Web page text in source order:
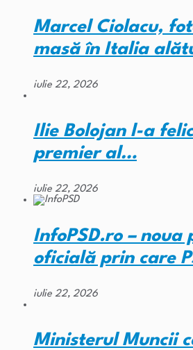
Marcel Ciolacu,
masă în Italia
iulie 22, 2026
Ilie Bolojan l-a
premier al…
iulie 22, 2026
InfoPSD.ro –
oficială prin care
iulie 22, 2026
Ministerul Muncii